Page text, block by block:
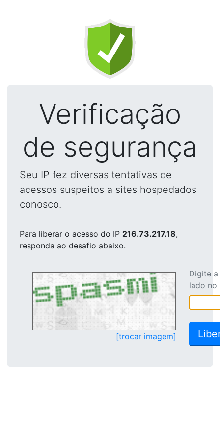
Verificação
de segurança
Seu IP fez diversas tentativas de
acessos suspeitos a sites hospedados
conosco.
Para liberar o acesso do IP 216.73.217.18,
responda ao desafio abaixo.
[trocar imagem]
Digite
lado no